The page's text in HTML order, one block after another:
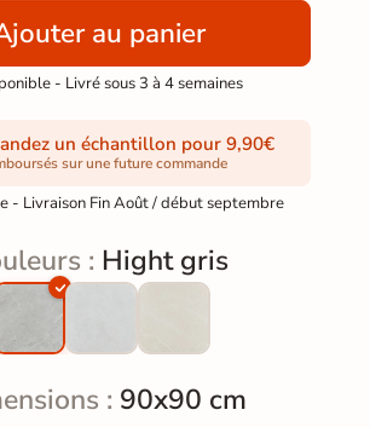
au panier
- Livré sous 3 à 4 semaines
un échantillon pour 9,90€
sur une future commande
- Livraison Fin Août / début septembre
: Hight gris
: 90x90 cm